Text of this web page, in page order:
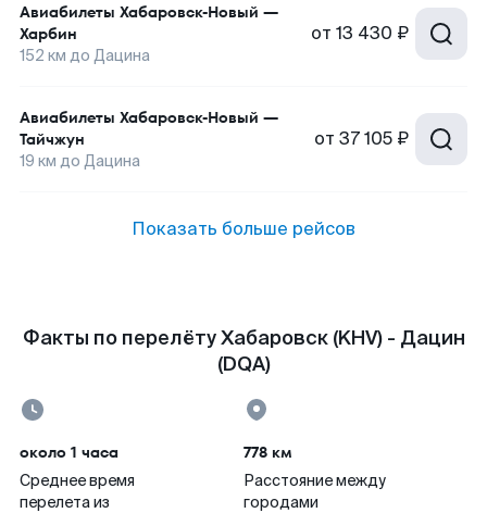
Авиабилеты Хабаровск-Новый —
Харбин
152 км до Дацина
от 13 430 ₽
Авиабилеты Хабаровск-Новый —
Тайчжун
19 км до Дацина
от 37 105 ₽
Показать больше рейсов
Факты по перелёту Хабаровск (KHV) - Дацин
(DQA)
около 1 часа
Среднее время
перелета из
778 км
Расстояние между
городами